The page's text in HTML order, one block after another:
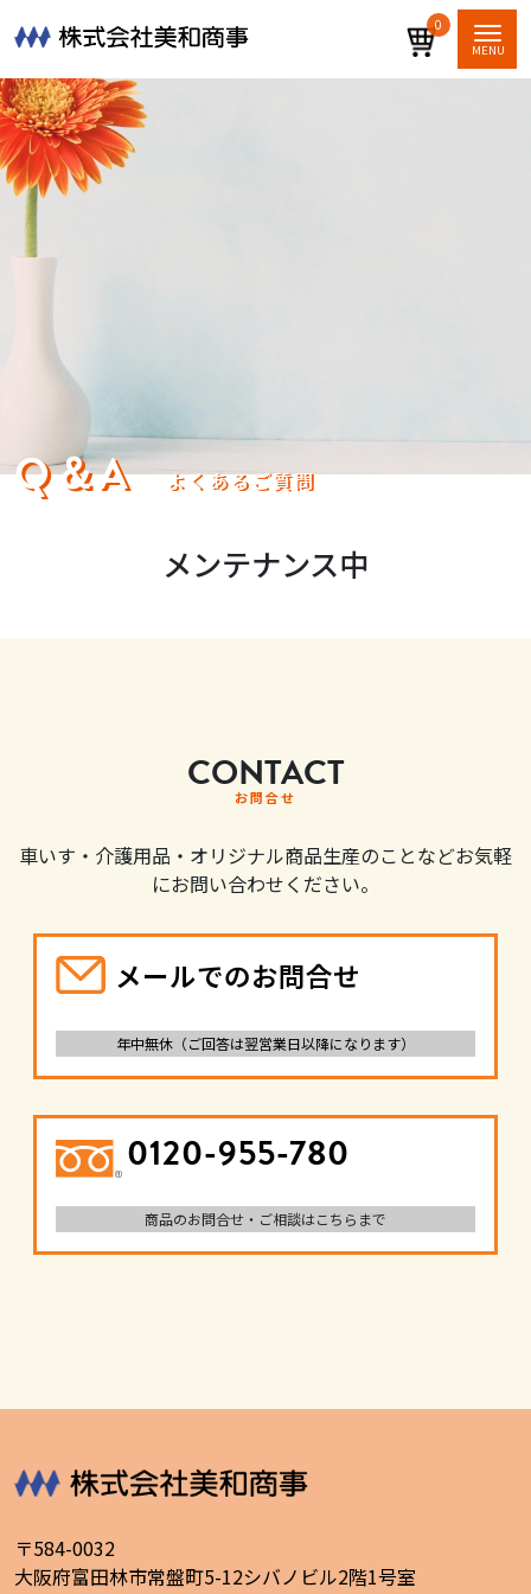
0
Q＆A よくあるご質問
メンテナンス中
CONTACT
お問合せ
車いす・介護用品・オリジナル商品生産のことなどお気軽
にお問い合わせください。
メールでのお問合せ
年中無休（ご回答は翌営業日以降になります）
0120-955-780
商品のお問合せ・ご相談はこちらまで
〒584-0032
大阪府富田林市常盤町5-12シバノビル2階1号室